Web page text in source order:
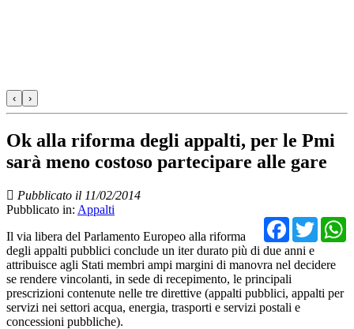
‹ ›
Ok alla riforma degli appalti, per le Pmi
sarà meno costoso partecipare alle gare
Pubblicato il 11/02/2014
Pubblicato in: Appalti
Il via libera del Parlamento Europeo alla riforma
degli appalti pubblici conclude un iter durato più di due anni e
attribuisce agli Stati membri ampi margini di manovra nel decidere
se rendere vincolanti, in sede di recepimento, le principali
prescrizioni contenute nelle tre direttive (appalti pubblici, appalti per
servizi nei settori acqua, energia, trasporti e servizi postali e
concessioni pubbliche).